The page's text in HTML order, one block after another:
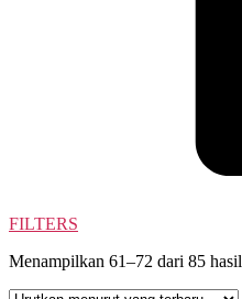
FILTERS
Menampilkan 61–72 dari 85 hasil